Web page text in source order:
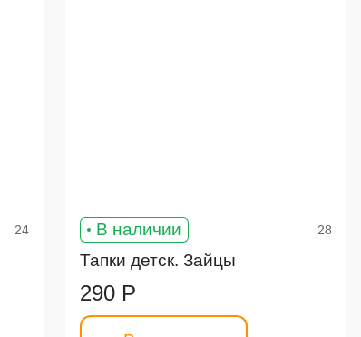
24 В наличии 28
Тапки детск. Зайцы
290 Р